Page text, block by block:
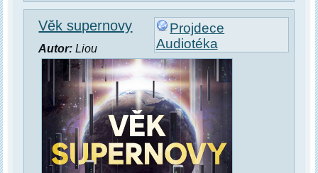
Projdece
Audiotéka
Věk supernovy
Autor: Liou